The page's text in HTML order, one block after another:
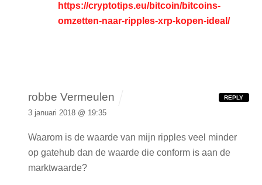
https://cryptotips.eu/bitcoin/bitcoins-
omzetten-naar-ripples-xrp-kopen-ideal/
robbe Vermeulen
3 januari 2018 @ 19:35
Waarom is de waarde van mijn ripples veel minder
op gatehub dan de waarde die conform is aan de
marktwaarde?
REPLY